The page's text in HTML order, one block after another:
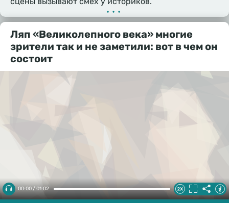
•••
Ляп «Великолепного века» многие
зрители так и не заметили: вот в чем он
состоит
00:00 / 01:02